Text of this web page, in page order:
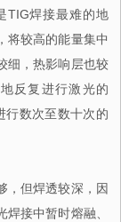
TIG焊接最难的地
将较高的能量集中
细，热影响层也较
反复进行激光的
行数次至数十次的
，但焊透较深，因
接中暂时熔融、